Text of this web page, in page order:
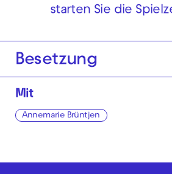
starten Sie die
Besetzung
Mit
Annemarie Brüntjen